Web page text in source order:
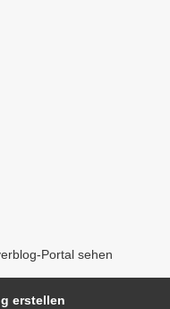
Portal sehen
erstellen